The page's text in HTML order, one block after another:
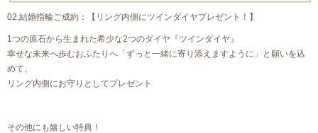
02.結婚指輪ご成約：【リング内側にツインダイヤプレゼント！】
1つの原石から生まれた希少な2つのダイヤ『ツインダイヤ』
幸せな未来へ歩むおふたりへ「ずっと一緒に寄り添えますように」と願いを込
めて、
リング内側にお守りとしてプレゼント
その他にも嬉しい特典！